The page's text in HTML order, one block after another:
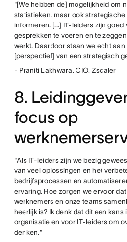
"[We hebben de] mogelijkheid om
statistieken, maar ook
informeren. [...] IT-leiders zijn goed
gesprekken te voeren en te
werkt. Daardoor staan we echt
[perspectief] van een strategisch
- Praniti Lakhwara, CIO, Zscaler
8.
focus op
"Als IT-leiders zijn we bezig
van veel oplossingen en het
bedrijfsprocessen en
ervaring. Hoe zorgen we ervoor
werknemers en onze teams
heerlijk is? Ik denk dat dit een kans
organisatie en voor IT-leiders om
denken."